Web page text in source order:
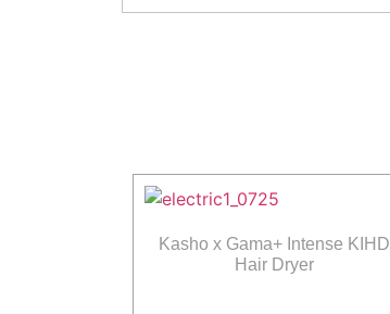
Kasho x Gama+ Intense KIHD
Hair Dryer